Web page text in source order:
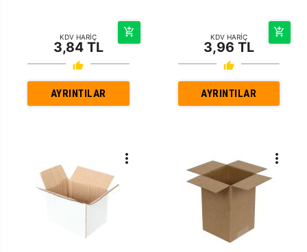
KDV HARİÇ
3,84 TL
AYRINTILAR
KDV HARİÇ
3,96 TL
AYRINTILAR